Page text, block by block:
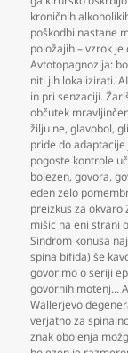
kroničnih
poškodbi nastane
položajih – vzrok
Avtotopagnozija:
niti jih lokalizirati.
in pri senzaciji.
občutek
žilju ne,glavobol,
pride do
pogoste kontrole
bolezen,govora,
eden zelo
preizkus za
mišic na eni strani
Sindrom konusa
spina bifida) še
govorimo o seriji
govornih motenj...
Wallerjevo
verjatno za
znak obolenja